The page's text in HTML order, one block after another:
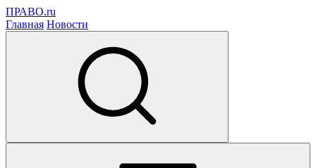
ПРАВО.ru
Главная Новости